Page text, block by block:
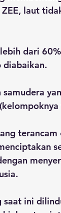
laut
dari
diabaikan.
samudera
saat ini